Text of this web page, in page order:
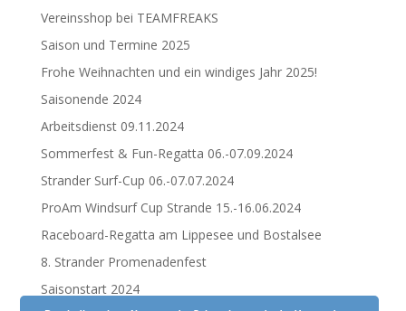
Vereinsshop bei TEAMFREAKS
Saison und Termine 2025
Frohe Weihnachten und ein windiges Jahr 2025!
Saisonende 2024
Arbeitsdienst 09.11.2024
Sommerfest & Fun-Regatta 06.-07.09.2024
Strander Surf-Cup 06.-07.07.2024
ProAm Windsurf Cup Strande 15.-16.06.2024
Raceboard-Regatta am Lippesee und Bostalsee
8. Strander Promenadenfest
Saisonstart 2024